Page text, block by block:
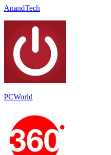
AnandTech
PCWorld